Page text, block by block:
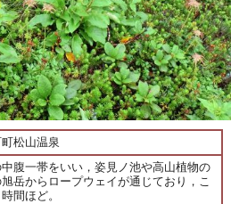
松山温泉
腹一帯をいい，姿見ノ池や高山植物の
岳からロープウェイが通じており，こ
間ほど。